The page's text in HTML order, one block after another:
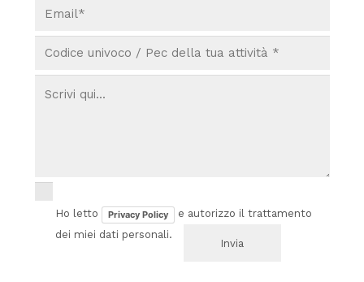
Ho letto Privacy Policy
e autorizzo il trattamento
dei miei dati personali.